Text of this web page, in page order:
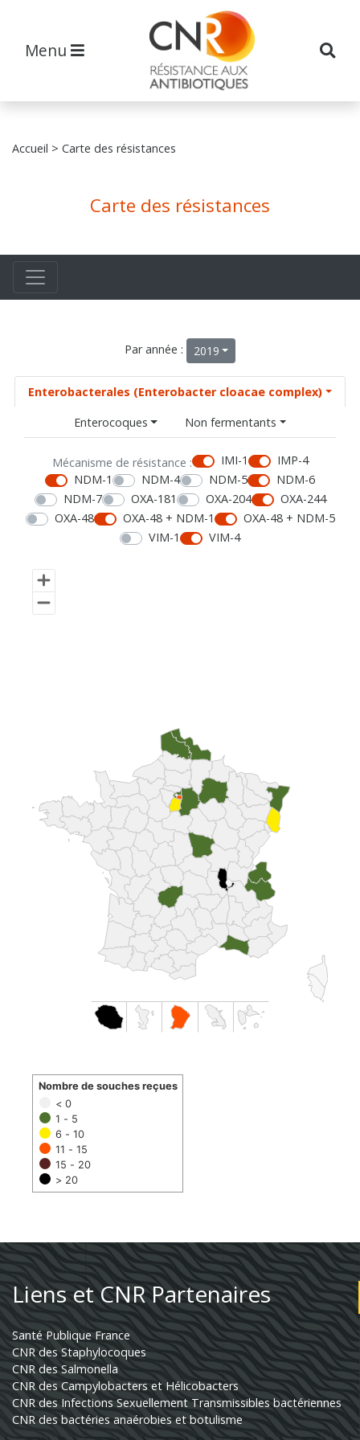
Menu
Accueil > Carte des résistances
Carte des résistances
Par année : 2019
Enterobacterales (Enterobacter cloacae complex)
Enterocoques
Non fermentants
Mécanisme de résistance : IMI-1
IMP-4
NDM-1
NDM-4 NDM-5
NDM-6
NDM-7
OXA-181 OXA-204
OXA-244
OXA-48
OXA-48 + NDM-1
OXA-48 + NDM-5
VIM-1
VIM-4
< 0
1 - 5
6 - 10
11 - 15
15 - 20
> 20
Nombre de souches reçues
Liens et CNR Partenaires
Santé Publique France
CNR des Staphylocoques
CNR des Salmonella
CNR des Campylobacters et Hélicobacters
CNR des Infections Sexuellement Transmissibles bactériennes
CNR des bactéries anaérobies et botulisme